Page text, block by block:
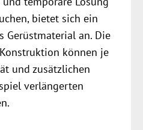
bietet sich ein
Gerüstmaterial an. Die
können je
und zusätzlichen
verlängerten